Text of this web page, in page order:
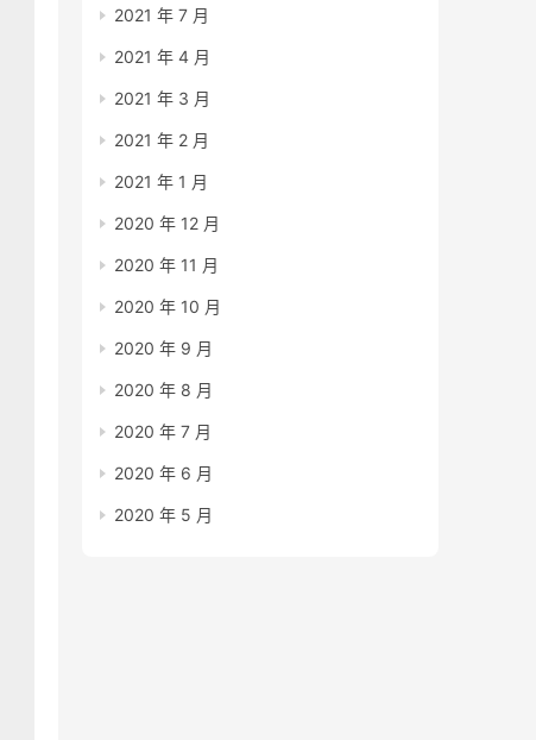
2021 年 7 月
2021 年 4 月
2021 年 3 月
2021 年 2 月
2021 年 1 月
2020 年 12 月
2020 年 11 月
2020 年 10 月
2020 年 9 月
2020 年 8 月
2020 年 7 月
2020 年 6 月
2020 年 5 月